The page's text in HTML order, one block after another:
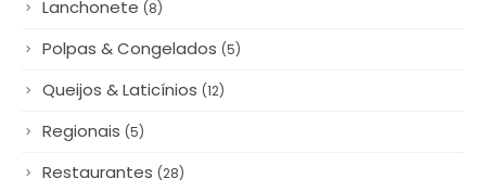
Lanchonete (8)
Polpas & Congelados (5)
Queijos & Laticínios (12)
Regionais (5)
Restaurantes (28)